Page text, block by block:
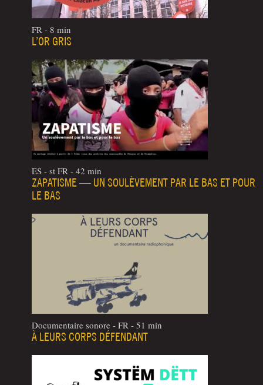
FR - 8 min
L’OR GRIS
ES - st FR - 42 min
ZAPATISME — UN SOULÈVEMENT PAR LE BAS ET POUR
LE BAS
Documentaire sonore - FR - 51 min
À LEURS CORPS DÉFENDANT